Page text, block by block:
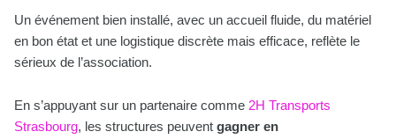
Un événement bien installé, avec un accueil fluide, du matériel
en bon état et une logistique discrète mais efficace, reflète le
sérieux de l’association.
En s’appuyant sur un partenaire comme 2H Transports
Strasbourg, les structures peuvent gagner en